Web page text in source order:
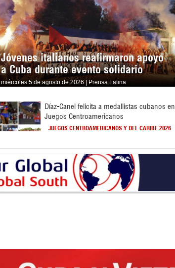
Jóvenes italianos reafirmaron apoyo
a Cuba durante evento solidario
miércoles 5 de agosto de 2026 | Prensa Latina
Díaz-Canel felicita a medallistas cubanos en
Juegos Centroamericanos
JUEGOS CENTROAMERICANOS Y DEL CARIBE 2026